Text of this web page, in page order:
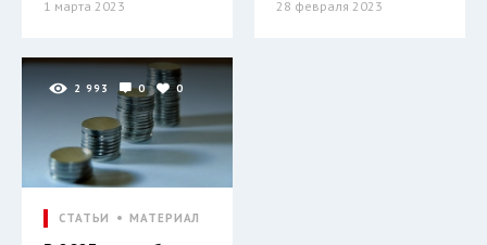
1 марта 2023 28 февраля 2023
2 993 0 0
СТАТЬИ МАТЕРИАЛ